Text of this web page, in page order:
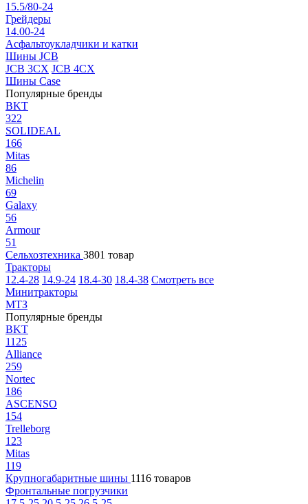
15.5/80-24
Грейдеры
14.00-24
Асфальтоукладчики и катки
Шины JCB
JCB 3CX JCB 4CX
Шины Case
Популярные бренды
BKT
322
SOLIDEAL
166
Mitas
86
Michelin
69
Galaxy
56
Armour
51
Сельхозтехника 3801 товар
Тракторы
12.4-28 14.9-24 18.4-30 18.4-38 Смотреть все
Минитракторы
МТЗ
Популярные бренды
BKT
1125
Alliance
259
Nortec
186
ASCENSO
154
Trelleborg
123
Mitas
119
Крупногабаритные шины 1116 товаров
Фронтальные погрузчики